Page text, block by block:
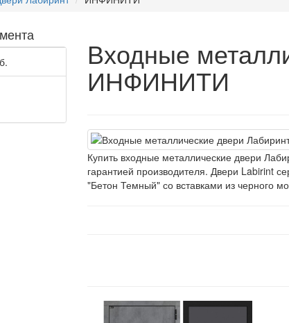
Входные
ИНФИНИТИ
Купить входные металлические двери
гарантией производителя. Двери Labirint
"Бетон Темный" со вставками из черного